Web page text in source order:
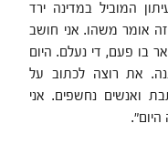
המוביל במדינה ירד
בסופי שבוע, זה אומר משהו. אני חושב
בו פעם, די נעלם. היום
את רוצה לכתוב על
ואנשים נחשפים. אני